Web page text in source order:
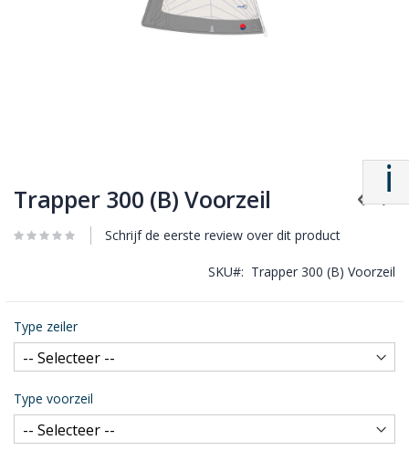
Trapper 300 (B) Voorzeil
Schrijf de eerste review over dit product
SKU Trapper 300 (B) Voorzeil
Type zeiler
Type voorzeil